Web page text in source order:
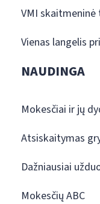
VMI
Vienas langelis
NAUDINGA
Mokesčiai ir jų
Atsiskaitymas
Dažniausiai
Mokesčių ABC